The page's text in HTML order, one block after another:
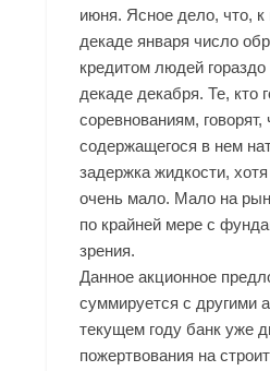
июня. Ясное дело, что, к
декаде января число
кредитом людей
декаде декабря. Те, кто
соревнованиям, говорят,
содержащегося в нем
задержка жидкости,
очень мало. Мало на
по крайней мере с
зрения.
Данное акционное
суммируется с другими
текущем году банк уже
пожертвования на